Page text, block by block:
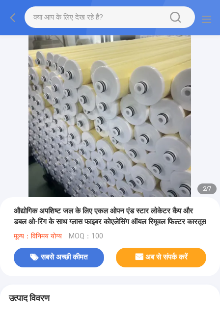
2/7
औद्योगिक अपशिष्ट जल के लिए एकल ओपन एंड स्टार लोकेटर कैप और
डबल ओ-रिंग के साथ ग्लास फाइबर कोएलेसिंग ऑयल रिमूवल फिल्टर कारतूस
मूल्य：विनिमय योग्य MOQ：100
सबसे अच्छी कीमत अब से संपर्क करें
उत्पाद विवरण